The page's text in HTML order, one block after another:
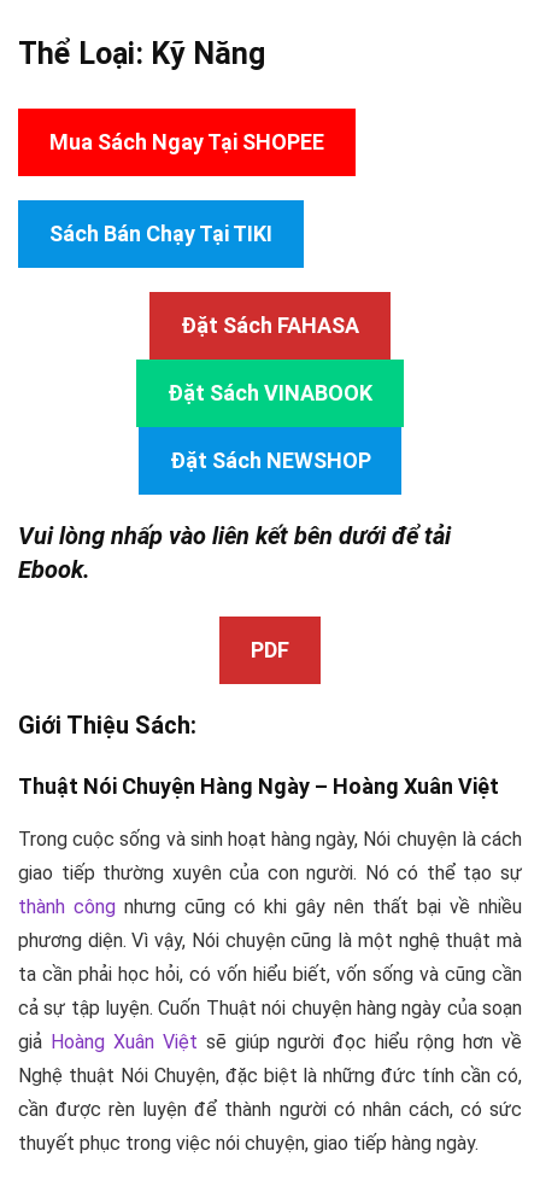
Thể Loại: Kỹ Năng
Mua Sách Ngay Tại SHOPEE
Sách Bán Chạy Tại TIKI
Đặt Sách FAHASA
Đặt Sách VINABOOK
Đặt Sách NEWSHOP
Vui lòng nhấp vào liên kết bên dưới để tải
Ebook.
PDF
Giới Thiệu Sách:
Thuật Nói Chuyện Hàng Ngày – Hoàng Xuân Việt
Trong cuộc sống và sinh hoạt hàng ngày, Nói chuyện là cách
giao tiếp thường xuyên của con người. Nó có thể tạo sự
thành công nhưng cũng có khi gây nên thất bại về nhiều
phương diện. Vì vậy, Nói chuyện cũng là một nghệ thuật mà
ta cần phải học hỏi, có vốn hiểu biết, vốn sống và cũng cần
cả sự tập luyện. Cuốn Thuật nói chuyện hàng ngày của soạn
giả Hoàng Xuân Việt sẽ giúp người đọc hiểu rộng hơn về
Nghệ thuật Nói Chuyện, đặc biệt là những đức tính cần có,
cần được rèn luyện để thành người có nhân cách, có sức
thuyết phục trong việc nói chuyện, giao tiếp hàng ngày.